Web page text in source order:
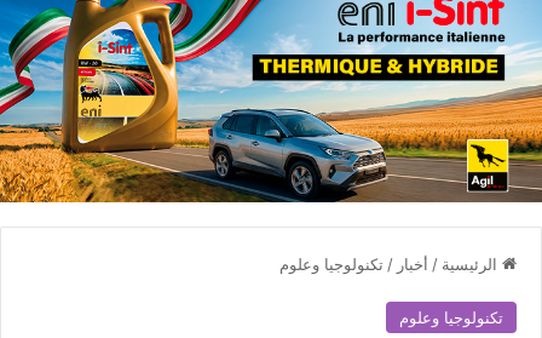
الرئيسية / أخبار / تكنولوجيا وعلوم
تكنولوجيا وعلوم